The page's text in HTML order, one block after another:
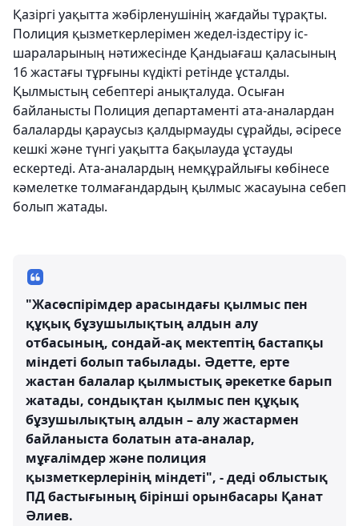
Қазіргі уақытта жәбірленушінің жағдайы тұрақты.
Полиция қызметкерлерімен жедел-іздестіру іс-
шараларының нәтижесінде Қандыағаш қаласының
16 жастағы тұрғыны күдікті ретінде ұсталды.
Қылмыстың себептері анықталуда. Осыған
байланысты Полиция департаменті ата-аналардан
балаларды қараусыз қалдырмауды сұрайды, әсіресе
кешкі және түнгі уақытта бақылауда ұстауды
ескертеді. Ата-аналардың немқұрайлығы көбінесе
кәмелетке толмағандардың қылмыс жасауына себеп
болып жатады.
"Жасөспірімдер арасындағы қылмыс пен
құқық бұзушылықтың алдын алу
отбасының, сондай-ақ мектептің бастапқы
міндеті болып табылады. Әдетте, ерте
жастан балалар қылмыстық әрекетке барып
жатады, сондықтан қылмыс пен құқық
бұзушылықтың алдын – алу жастармен
байланыста болатын ата-аналар,
мұғалімдер және полиция
қызметкерлерінің міндеті", - деді облыстық
ПД бастығының бірінші орынбасары Қанат
Әлиев.